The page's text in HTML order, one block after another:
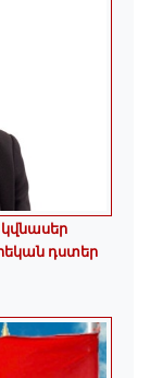
կվնասեր
դստեր